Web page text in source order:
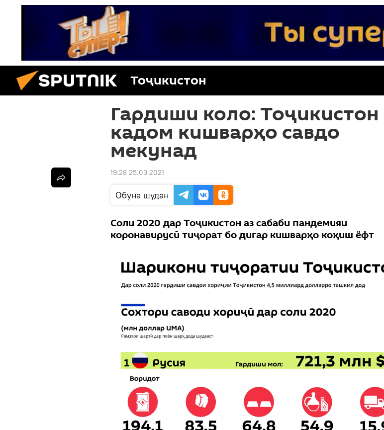
Тоҷикистон
Гардиши коло: Тоҷикистон
кадом кишварҳо савдо
мекунад
19:28 25.03.2021
Обуна шудан
Соли 2020 дар Тоҷикистон аз сабаби пандемияи
коронавирусӣ тиҷорат бо дигар кишварҳо коҳиш ёфт